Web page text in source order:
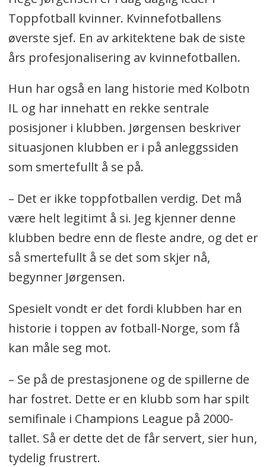
Toppfotball kvinner. Kvinnefotballens
øverste sjef. En av arkitektene bak de siste
års profesjonalisering av kvinnefotballen.
Hun har også en lang historie med Kolbotn
IL og har innehatt en rekke sentrale
posisjoner i klubben. Jørgensen beskriver
situasjonen klubben er i på anleggssiden
som smertefullt å se på.
– Det er ikke toppfotballen verdig. Det må
være helt legitimt å si. Jeg kjenner denne
klubben bedre enn de fleste andre, og det er
så smertefullt å se det som skjer nå,
begynner Jørgensen.
Spesielt vondt er det fordi klubben har en
historie i toppen av fotball-Norge, som få
kan måle seg mot.
– Se på de prestasjonene og de spillerne de
har fostret. Dette er en klubb som har spilt
semifinale i Champions League på 2000-
tallet. Så er dette det de får servert, sier hun,
tydelig frustrert.